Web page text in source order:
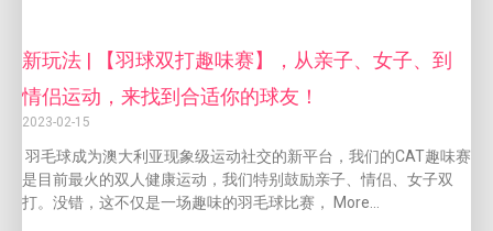
新玩法 | 【羽球双打趣味赛】，从亲子、女子、到
情侣运动，来找到合适你的球友！
2023-02-15
羽毛球成为澳大利亚现象级运动社交的新平台，我们的CAT趣味赛
是目前最火的双人健康运动，我们特别鼓励亲子、情侣、女子双
打。没错，这不仅是一场趣味的羽毛球比赛， More…